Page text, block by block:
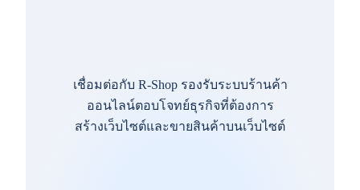
เชื่อมต่อกับ R-Shop รองรับระบบร้านค้า
ออนไลน์ตอบโจทย์ธุรกิจที่ต้องการ
สร้างเว็บไซต์และขายสินค้าบนเว็บไซต์